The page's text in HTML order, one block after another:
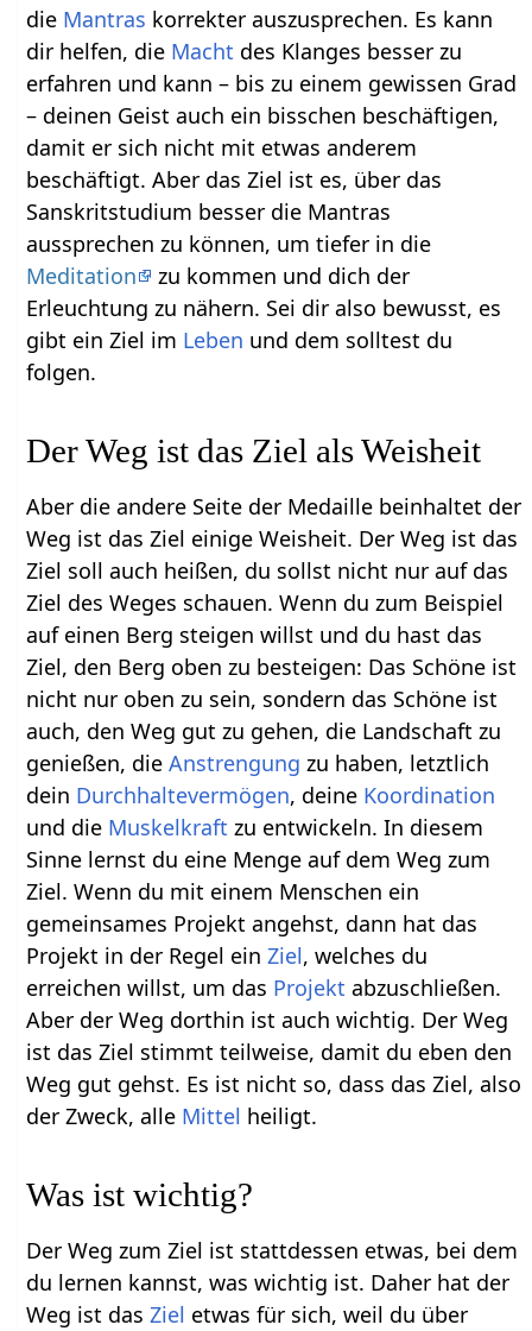
die Mantras korrekter auszusprechen. Es kann
dir helfen, die Macht des Klanges besser zu
erfahren und kann – bis zu einem gewissen Grad
– deinen Geist auch ein bisschen beschäftigen,
damit er sich nicht mit etwas anderem
beschäftigt. Aber das Ziel ist es, über das
Sanskritstudium besser die Mantras
aussprechen zu können, um tiefer in die
Meditation
zu kommen und dich der
Erleuchtung zu nähern. Sei dir also bewusst, es
gibt ein Ziel im Leben und dem solltest du
folgen.
Der Weg ist das Ziel als Weisheit
Aber die andere Seite der Medaille beinhaltet der
Weg ist das Ziel einige Weisheit. Der Weg ist das
Ziel soll auch heißen, du sollst nicht nur auf das
Ziel des Weges schauen. Wenn du zum Beispiel
auf einen Berg steigen willst und du hast das
Ziel, den Berg oben zu besteigen: Das Schöne ist
nicht nur oben zu sein, sondern das Schöne ist
auch, den Weg gut zu gehen, die Landschaft zu
genießen, dieAnstrengung zu haben, letztlich
dein Durchhaltevermögen, deine Koordination
und die Muskelkraft zu entwickeln. In diesem
Sinne lernst du eine Menge auf dem Weg zum
Ziel. Wenn du mit einem Menschen ein
gemeinsames Projekt angehst, dann hat das
Projekt in der Regel einZiel, welches du
erreichen willst, um das Projekt abzuschließen.
Aber der Weg dorthin ist auch wichtig. Der Weg
ist das Ziel stimmt teilweise, damit du eben den
Weg gut gehst. Es ist nicht so, dass das Ziel, also
der Zweck, alle Mittel heiligt.
Was ist wichtig?
Der Weg zum Ziel ist stattdessen etwas, bei dem
du lernen kannst, was wichtig ist. Daher hat der
Weg ist dasZiel etwas für sich, weil du über